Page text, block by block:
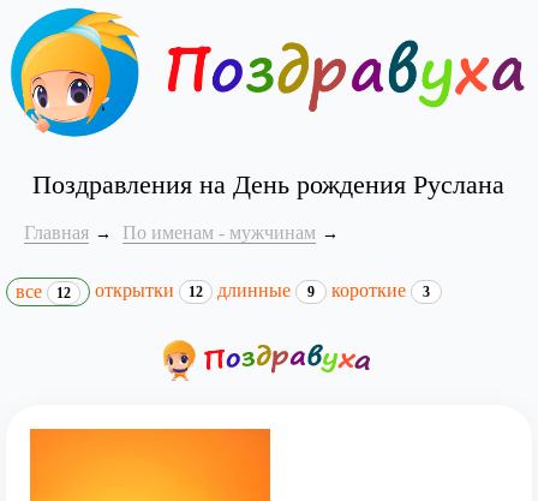
Поздравления на День рождения Руслана
Главная По именам - мужчинам
все 12 открытки 12 длинные 9 короткие 3